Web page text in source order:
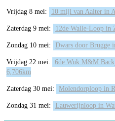
Vrijdag 8 mei: 10 mijl van Aalter in
Zaterdag 9 mei: 12de Walle-Loop in
Zondag 10 mei: Dwars door Brugge
Vrijdag 22 mei:
6de Wuk M&M
6,706km
Zaterdag 30 mei: Molendorploop in
Zondag 31 mei: Lauwerijnloop in